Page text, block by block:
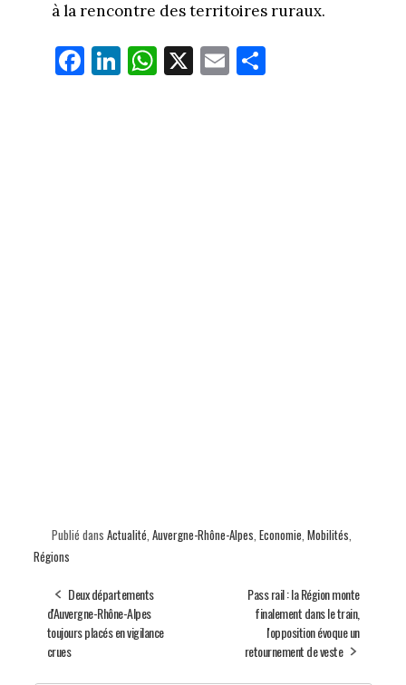
à la rencontre des territoires ruraux.
Fa
ce
Li
nk
W
ha
X E
m
Pa
Publié dans Actualité, Auvergne-Rhône-Alpes, Economie, Mobilités,
Régions
Deux départements
d'Auvergne-Rhône-Alpes
toujours placés en vigilance
crues
Pass rail : la Région monte
finalement dans le train,
l'opposition évoque un
retournement de veste